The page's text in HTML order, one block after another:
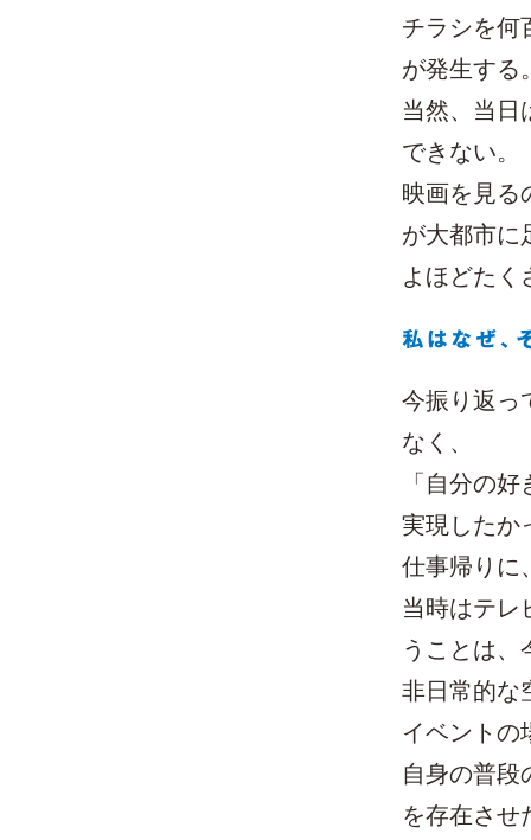
チラシを何
が発生する
当然、当日
できない。
映画を見る
が大都市に
よほどたく
今振り返っ
なく、
「自分の
実現したか
仕事帰りに
当時はテレ
うことは、
非日常的な
イベントの
自身の普段
を存在させ